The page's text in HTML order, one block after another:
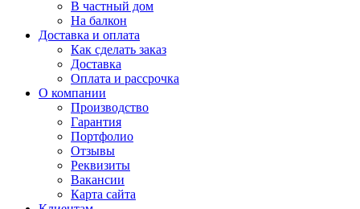
В частный дом
На балкон
Доставка и оплата
Как сделать заказ
Доставка
Оплата и рассрочка
О компании
Производство
Гарантия
Портфолио
Отзывы
Реквизиты
Вакансии
Карта сайта